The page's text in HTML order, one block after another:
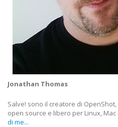
Jonathan Thomas
Salve! sono il creatore di
open source e libero per Linux, Mac
di me...